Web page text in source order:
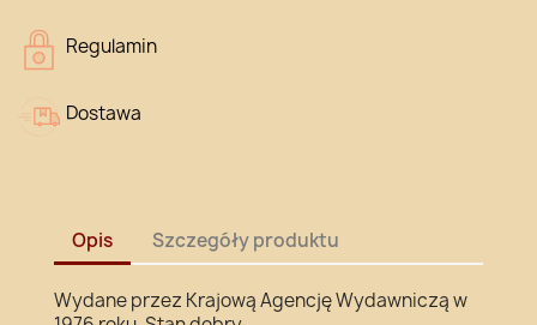
Regulamin
Dostawa
Opis Szczegóły produktu
Wydane przez Krajową Agencję Wydawniczą w